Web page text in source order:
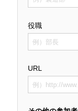
役職
URL